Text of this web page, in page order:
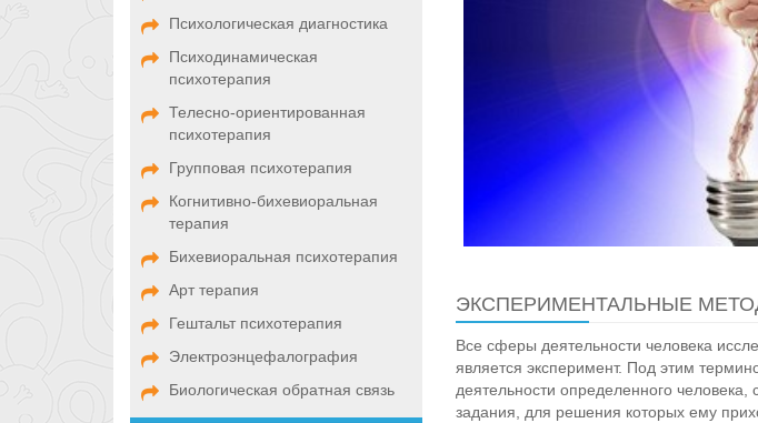
Психологическая диагностика
Психодинамическая
психотерапия
Телесно-ориентированная
психотерапия
Групповая психотерапия
Когнитивно-бихевиоральная
терапия
Бихевиоральная психотерапия
Арт терапия
Гештальт психотерапия
Электроэнцефалография
Биологическая обратная связь
ЭКСПЕРИМЕНТАЛЬНЫЕ
Все сферы деятельности человека
является эксперимент. Под этим
деятельности определенного
задания, для решения которых ему